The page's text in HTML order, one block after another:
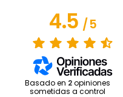
4.5/5
Basado en 2 opiniones
sometidas a control